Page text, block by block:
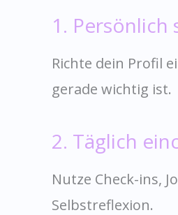
1. Persönlich
Richte dein Profil
gerade wichtig ist.
2. Täglich
Nutze Check-ins,
Selbstreflexion.